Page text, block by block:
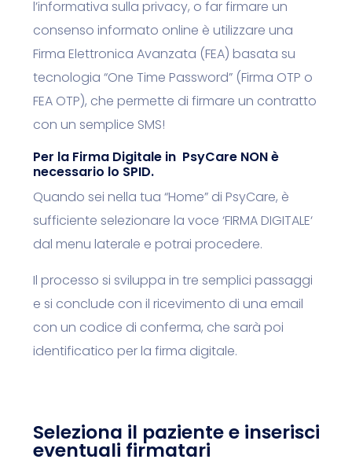
l’informativa sulla privacy, o far firmare un
consenso informato online è utilizzare una
Firma Elettronica Avanzata (FEA) basata su
tecnologia “One Time Password” (Firma OTP o
FEA OTP), che permette di firmare un contratto
con un semplice SMS!
Per la Firma Digitale in PsyCare NON è
necessario lo SPID.
Quando sei nella tua “Home” di PsyCare, è
sufficiente selezionare la voce ‘FIRMA DIGITALE‘
dal menu laterale e potrai procedere.
Il processo si sviluppa in tre semplici passaggi
e si conclude con il ricevimento di una email
con un codice di conferma, che sarà poi
identificatico per la firma digitale.
Seleziona il paziente e inserisci
eventuali firmatari